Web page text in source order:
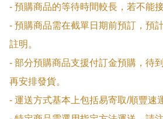
- 預購商品的等待時間較長，若不能
- 預購商品需在截單日期前預訂，預
註明。
- 部分預購商品支援付訂金預購，待
再安排發貨。
- 運送方式基本上包括易寄取/順豐速